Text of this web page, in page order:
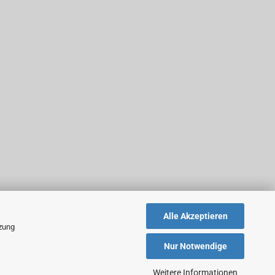
Alle Akzeptieren
Nur Notwendige
Weitere Informationen